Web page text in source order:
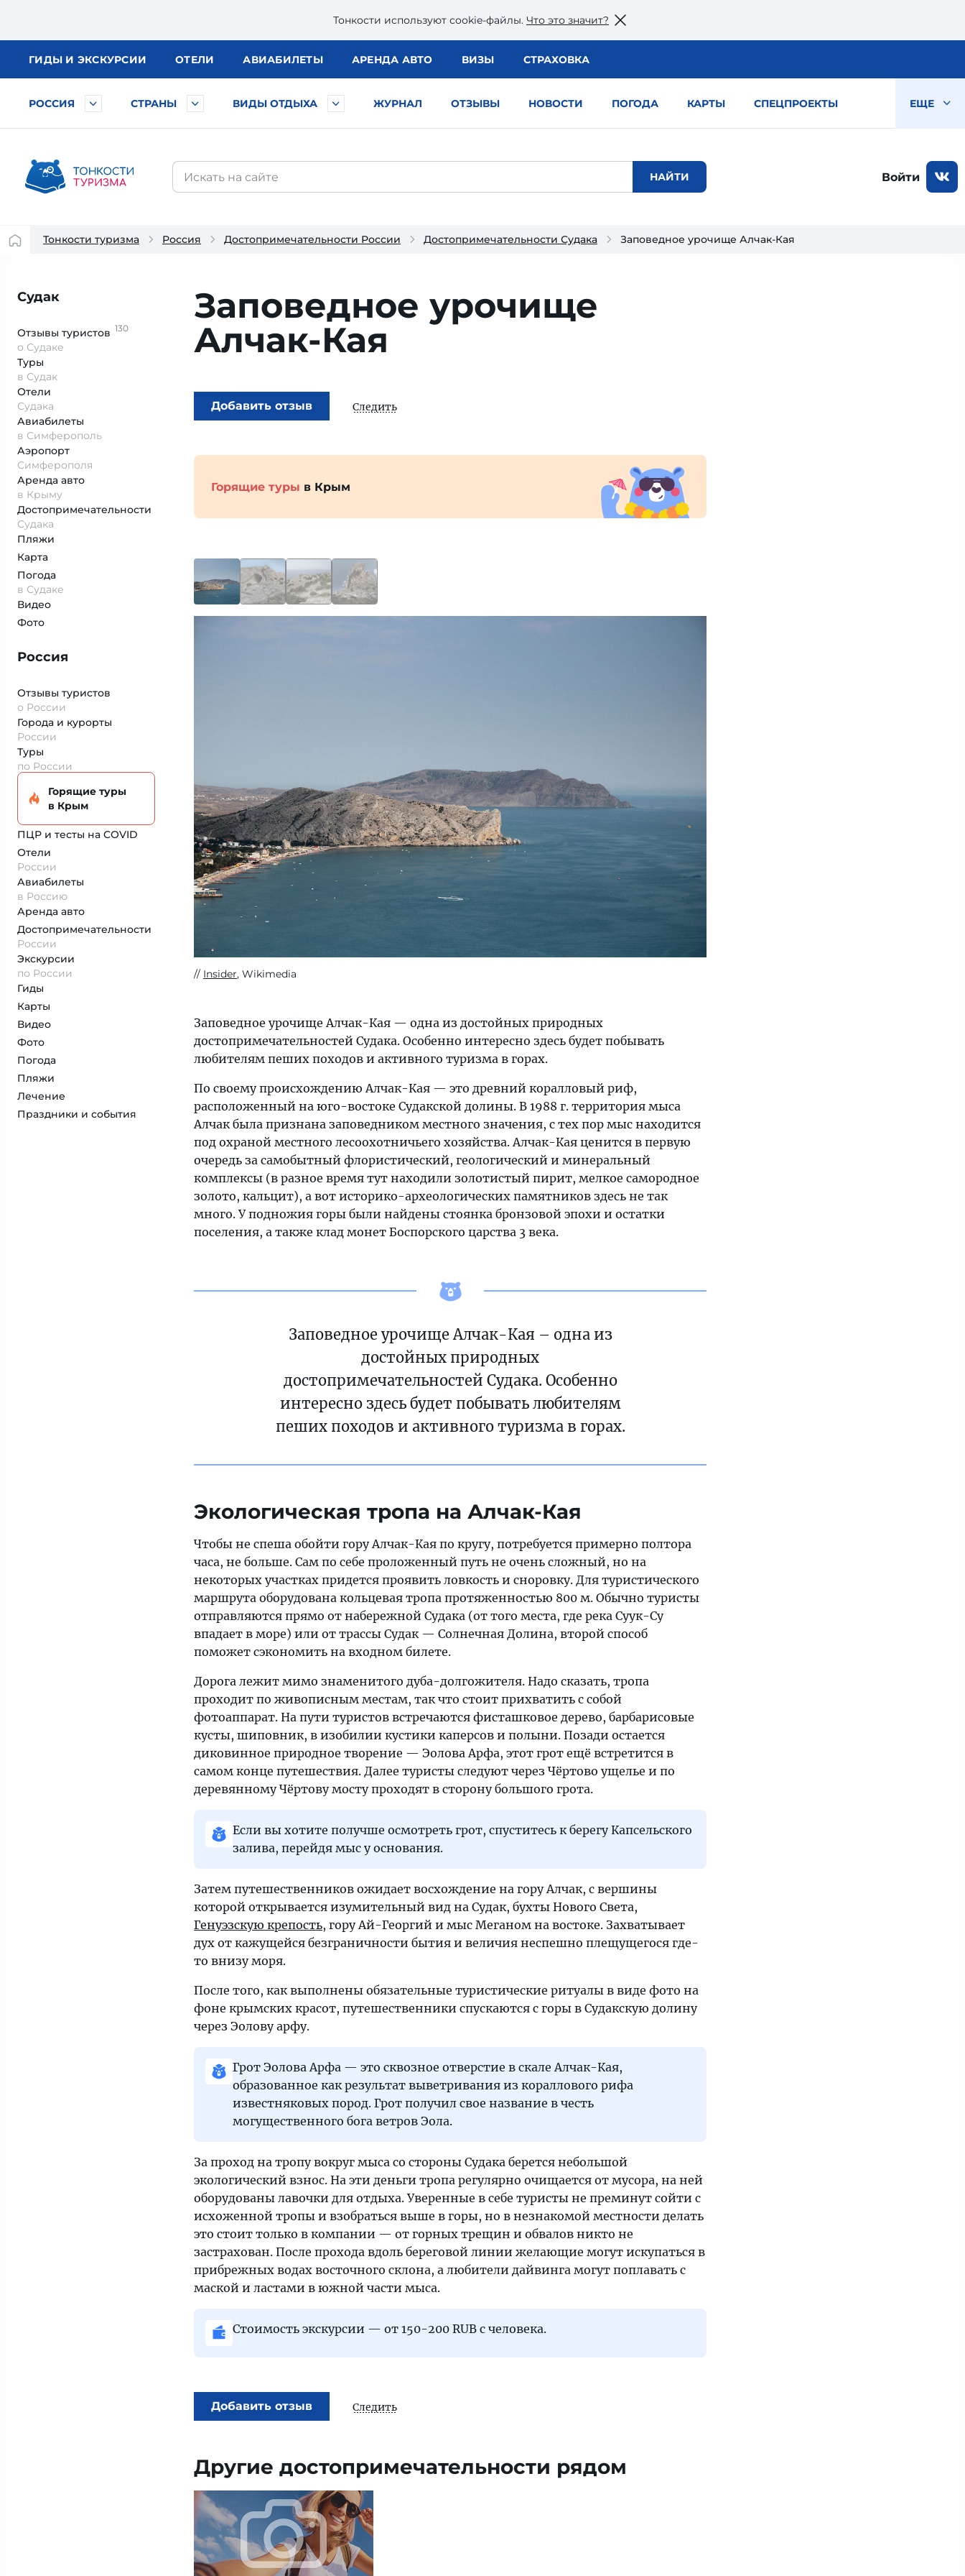
Тонкости используют сookie-файлы. Что это значит?
ГИДЫ И ЭКСКУРСИИ ОТЕЛИ АВИАБИЛЕТЫ АРЕНДА АВТО ВИЗЫ СТРАХОВКА
РОССИЯ СТРАНЫ ВИДЫ ОТДЫХА ЖУРНАЛ ОТЗЫВЫ НОВОСТИ ПОГОДА КАРТЫ СПЕЦПРОЕКТЫ ЕЩЕ
Войти
Тонкости туризма Россия Достопримечательности России Достопримечательности Судака Заповедное урочище Алчак-Кая
Судак
Отзывы туристов 130
о Судаке
Туры
в Судак
Отели
Судака
Авиабилеты
в Симферополь
Аэропорт
Симферополя
Аренда авто
в Крыму
Достопримеча­тельности
Судака
Пляжи
Карта
Погода
в Судаке
Видео
Фото
Россия
Отзывы туристов
о России
Города и курорты
России
Туры
по России
Горящие туры
в Крым
ПЦР и тесты на COVID
Отели
России
Авиабилеты
в Россию
Аренда авто
Достопримеча­тельности
России
Экскурсии
по России
Гиды
Карты
Видео
Фото
Погода
Пляжи
Лечение
Праздники и события
Заповедное урочище
Алчак-Кая
Добавить отзыв Следить
Горящие туры в Крым
Insider, Wikimedia
Заповедное урочище Алчак-Кая — одна из достойных природных
достопримечательностей Судака. Особенно интересно здесь будет побывать
любителям пеших походов и активного туризма в горах.
По своему происхождению Алчак-Кая — это древний коралловый риф,
расположенный на юго-востоке Судакской долины. В 1988 г. территория мыса
Алчак была признана заповедником местного значения, с тех пор мыс находится
под охраной местного лесоохотничьего хозяйства. Алчак-Кая ценится в первую
очередь за самобытный флористический, геологический и минеральный
комплексы (в разное время тут находили золотистый пирит, мелкое самородное
золото, кальцит), а вот историко-археологических памятников здесь не так
много. У подножия горы были найдены стоянка бронзовой эпохи и остатки
поселения, а также клад монет Боспорского царства 3 века.
Заповедное урочище Алчак-Кая – одна из
достойных природных
достопримечательностей Судака. Особенно
интересно здесь будет побывать любителям
пеших походов и активного туризма в горах.
Экологическая тропа на Алчак-Кая
Чтобы не спеша обойти гору Алчак-Кая по кругу, потребуется примерно полтора
часа, не больше. Сам по себе проложенный путь не очень сложный, но на
некоторых участках придется проявить ловкость и сноровку. Для туристического
маршрута оборудована кольцевая тропа протяженностью 800 м. Обычно туристы
отправляются прямо от набережной Судака (от того места, где река Суук-Су
впадает в море) или от трассы Судак — Солнечная Долина, второй способ
поможет сэкономить на входном билете.
Дорога лежит мимо знаменитого дуба-долгожителя. Надо сказать, тропа
проходит по живописным местам, так что стоит прихватить с собой
фотоаппарат. На пути туристов встречаются фисташковое дерево, барбарисовые
кусты, шиповник, в изобилии кустики каперсов и полыни. Позади остается
диковинное природное творение — Эолова Арфа, этот грот ещё встретится в
самом конце путешествия. Далее туристы следуют через Чёртово ущелье и по
деревянному Чёртову мосту проходят в сторону большого грота.
Если вы хотите получше осмотреть грот, спуститесь к берегу Капсельского
залива, перейдя мыс у основания.
Затем путешественников ожидает восхождение на гору Алчак, с вершины
которой открывается изумительный вид на Судак, бухты Нового Света,
Генуэзскую крепость, гору Ай-Георгий и мыс Меганом на востоке. Захватывает
дух от кажущейся безграничности бытия и величия неспешно плещущегося где-
то внизу моря.
После того, как выполнены обязательные туристические ритуалы в виде фото на
фоне крымских красот, путешественники спускаются с горы в Судакскую долину
через Эолову арфу.
Грот Эолова Арфа — это сквозное отверстие в скале Алчак-Кая,
образованное как результат выветривания из кораллового рифа
известняковых пород. Грот получил свое название в честь
могущественного бога ветров Эола.
За проход на тропу вокруг мыса со стороны Судака берется небольшой
экологический взнос. На эти деньги тропа регулярно очищается от мусора, на ней
оборудованы лавочки для отдыха. Уверенные в себе туристы не преминут сойти с
исхоженной тропы и взобраться выше в горы, но в незнакомой местности делать
это стоит только в компании — от горных трещин и обвалов никто не
застрахован. После прохода вдоль береговой линии желающие могут искупаться в
прибрежных водах восточного склона, а любители дайвинга могут поплавать с
маской и ластами в южной части мыса.
Стоимость экскурсии — от 150-200 RUB с человека.
Добавить отзыв Следить
Другие достопримечательности рядом